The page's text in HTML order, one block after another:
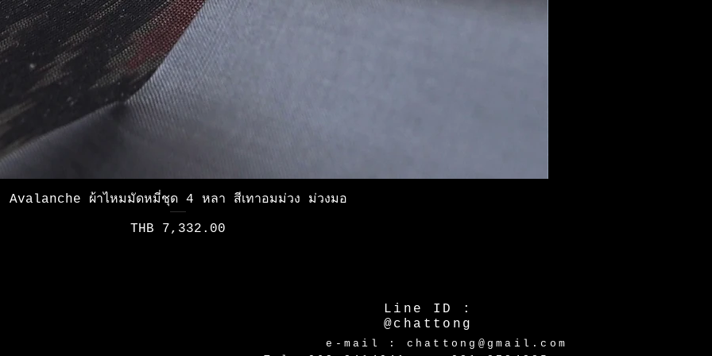
Quick View
Avalanche ผ้าไหมมัดหมี่ชุด 4 หลา สีเทาอมม่วง ม่วงมอ
Price
THB 7,332.00
Line ID :
@chattong
e-mail : chattong@gmail.com